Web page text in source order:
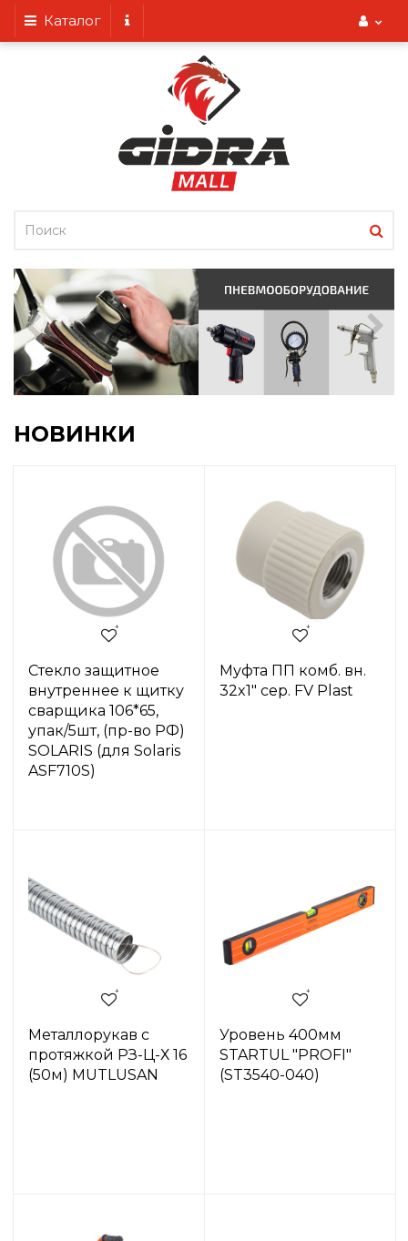
Каталог
НОВИНКИ
Стекло защитное
внутреннее к щитку
сварщика 106*65,
упак/5шт, (пр-во РФ)
SOLARIS (для Solaris
ASF710S)
Муфта ПП комб. вн.
32x1" сер. FV Plast
Металлорукав с
протяжкой РЗ-Ц-Х 16
(50м) MUTLUSAN
Уровень 400мм
STARTUL "PROFI"
(ST3540-040)